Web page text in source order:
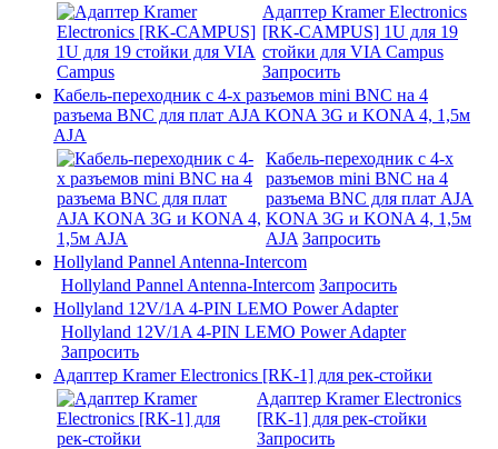
Адаптер Kramer Electronics
[RK-CAMPUS] 1U для 19
стойки для VIA Campus
Запросить
Кабель-переходник с 4-х разъемов mini BNC на 4
разъема BNC для плат AJA KONA 3G и KONA 4, 1,5м
AJA
Кабель-переходник с 4-х
разъемов mini BNC на 4
разъема BNC для плат AJA
KONA 3G и KONA 4, 1,5м
AJA Запросить
Hollyland Pannel Antenna-Intercom
Hollyland Pannel Antenna-Intercom Запросить
Hollyland 12V/1A 4-PIN LEMO Power Adapter
Hollyland 12V/1A 4-PIN LEMO Power Adapter
Запросить
Адаптер Kramer Electronics [RK-1] для рек-стойки
Адаптер Kramer Electronics
[RK-1] для рек-стойки
Запросить